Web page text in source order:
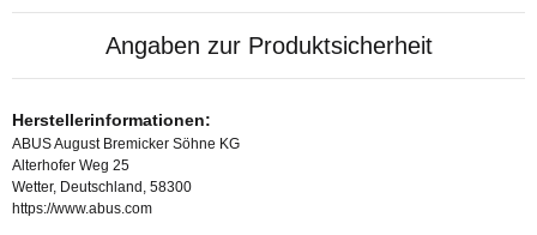
Angaben zur Produktsicherheit
Herstellerinformationen:
ABUS August Bremicker Söhne KG
Alterhofer Weg 25
Wetter, Deutschland, 58300
https://www.abus.com